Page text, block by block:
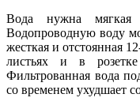
Вода нужна
Водопроводную воду
жесткая и отстоянная
листьях и в розетке
Фильтрованная вода
со временем ухудшает